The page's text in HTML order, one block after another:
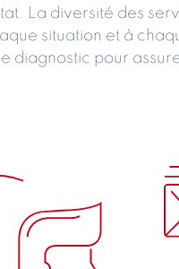
La diversité des
situation et à
diagnostic pour